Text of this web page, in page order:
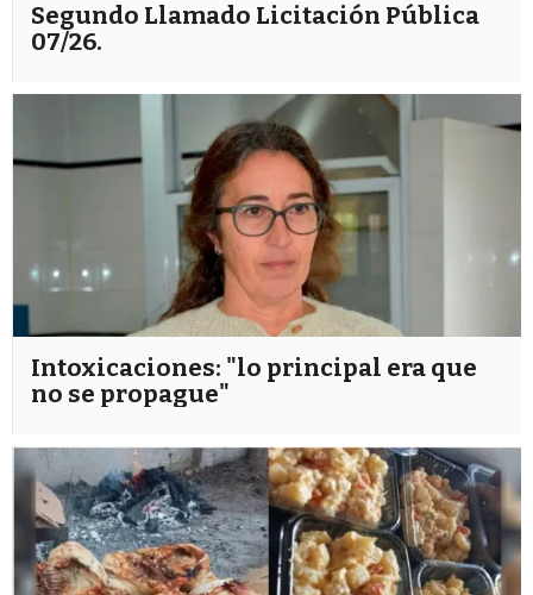
Segundo Llamado Licitación Pública
07/26.
Intoxicaciones: "lo principal era que
no se propague"